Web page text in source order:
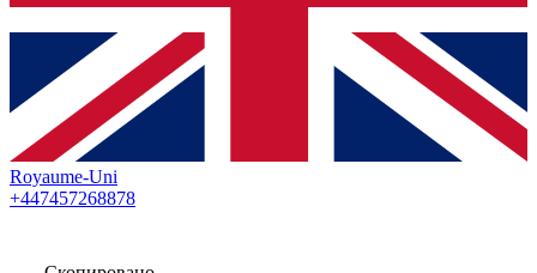
Royaume-Uni
+447457268878